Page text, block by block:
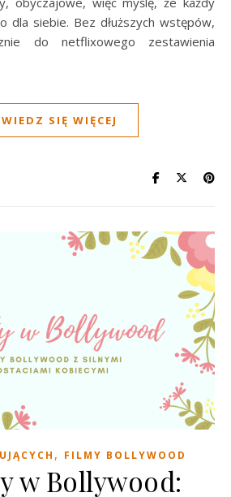
dla siebie. Bez dłuższych wstępów,
do netflixowego zestawienia
SIĘ WIĘCEJ
, FILMY BOLLYWOOD
w Bollywood: